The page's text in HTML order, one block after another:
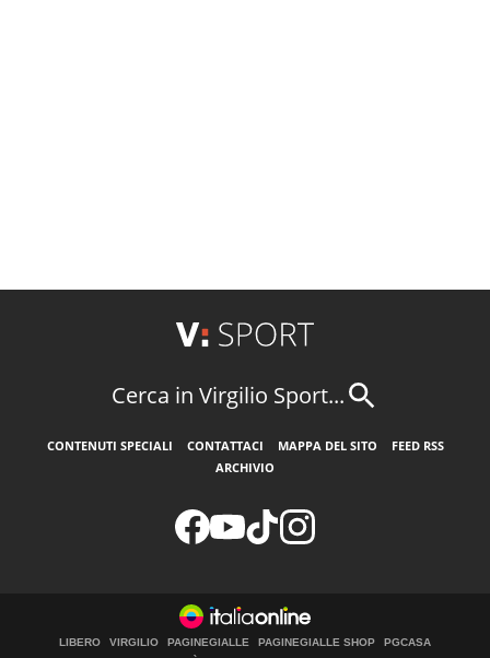
Cerca in Virgilio Sport...
CONTENUTI SPECIALI CONTATTACI MAPPA DEL SITO
FEED RSS
ARCHIVIO
LIBERO VIRGILIO PAGINEGIALLE PAGINEGIALLE SHOP
PGCASA